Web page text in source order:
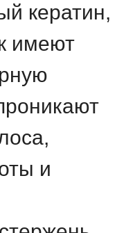
кератин,
имеют
и